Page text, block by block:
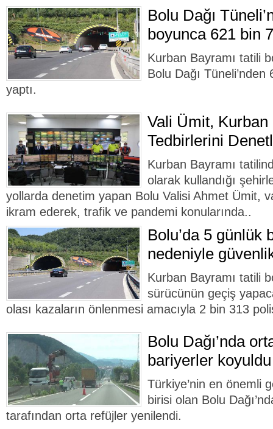
Bolu Dağı
boyunca 621 bin
Kurban Bayramı tatili
Bolu Dağı
yaptı.
Vali Ümit, Kurban
Tedbirlerini
Kurban Bayramı
olarak kullandığı
yollarda denetim yapan Bolu Valisi Ahmet Ümit,
ikram ederek, trafik ve pandemi konularında..
Bolu’da 5 günlük
nedeniyle
Kurban Bayramı tatili
sürücünün geçiş
olası kazaların önlenmesi amacıyla 2 bin 313
Bolu Dağı’nda
bariyerler koyuldu
Türkiye’nin en önemli
birisi olan Bolu
tarafından orta refüjler yenilendi.